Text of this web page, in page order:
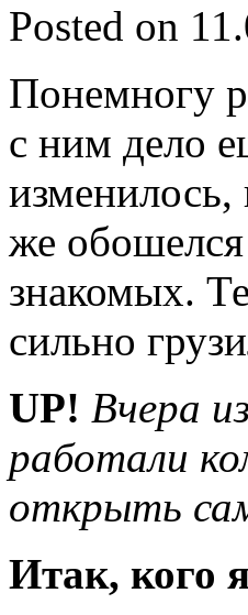
Posted on
Понемногу
с ним дело
изменилось,
же
знакомых.
сильно
UP! Вчера
работали
открыть
Итак, кого